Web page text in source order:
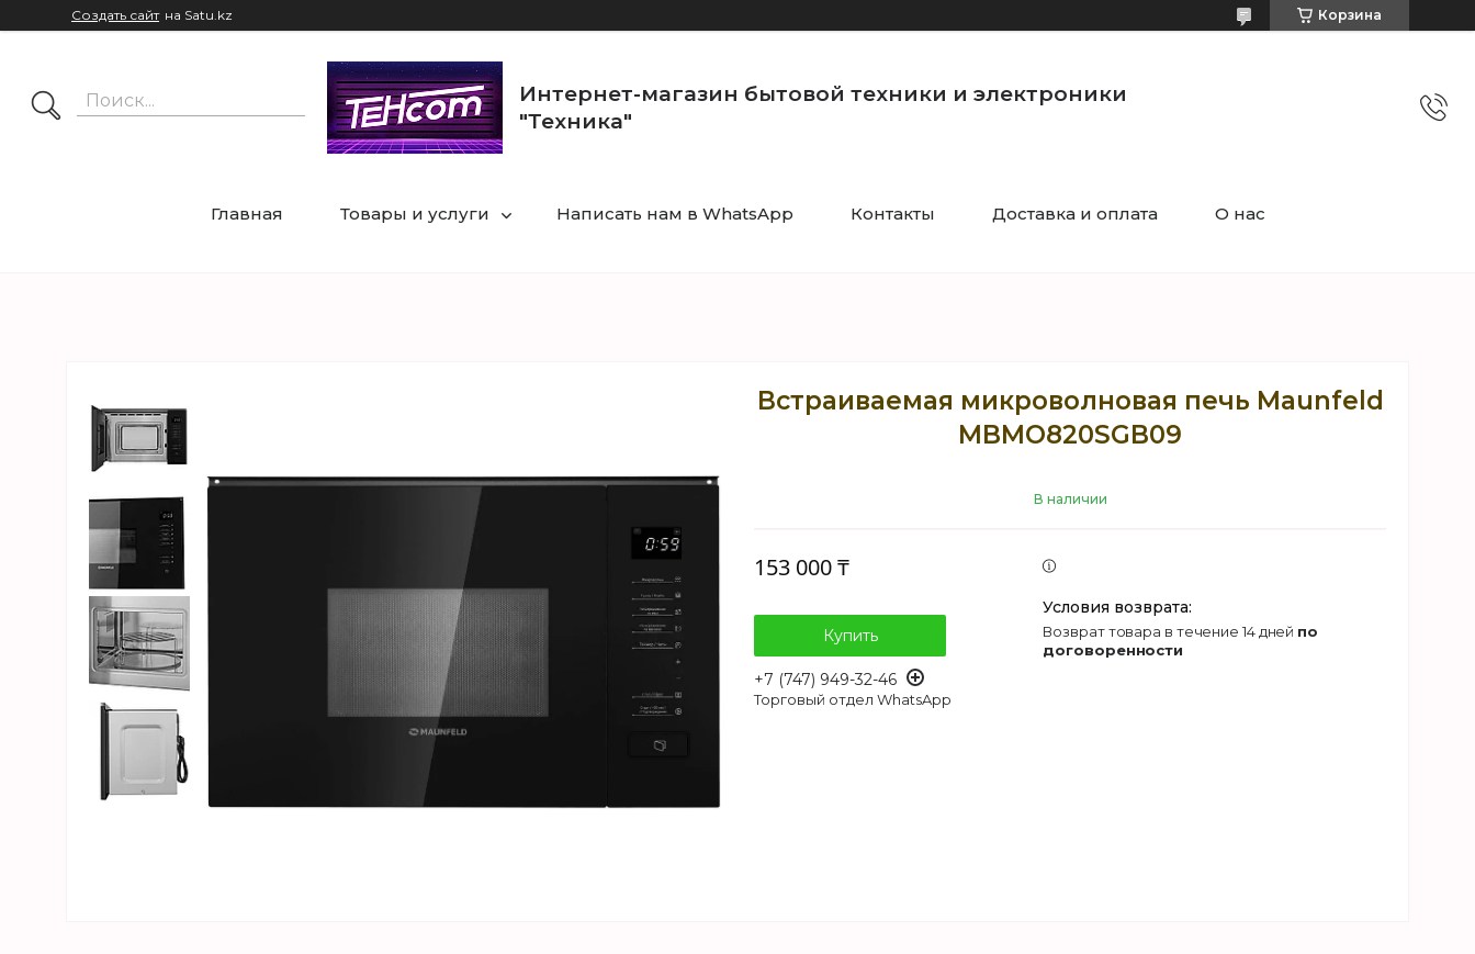
Создать сайт на Satu.kz Корзина
Интернет-магазин бытовой техники и электроники
"Техника"
Главная Товары и услуги Написать нам в WhatsApp Контакты Доставка и оплата О нас
Встраиваемая микроволновая печь Maunfeld
MBMO820SGB09
В наличии
153 000 ₸
Купить
+7 (747) 949-32-46
Торговый отдел WhatsApp
возврат товара в течение 14 дней по
договоренности